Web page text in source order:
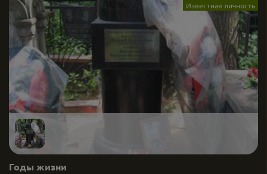
Известная личность
Годы жизни